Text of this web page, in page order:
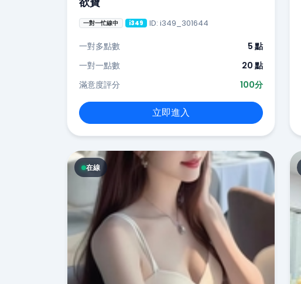
一對一忙線中 i349 ID: i349_301644
一對多點數
5 點
一對一點數
20 點
滿意度評分
100分
立即進入
在線